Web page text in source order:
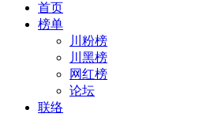
首页
榜单
川粉榜
川黑榜
网红榜
论坛
联络